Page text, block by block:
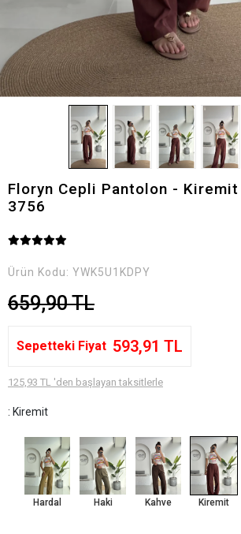
Floryn Cepli Pantolon - Kiremit
3756
Ürün Kodu: YWK5U1KDPY
659,90 TL
Sepetteki Fiyat 593,91 TL
125,93 TL 'den başlayan taksitlerle
: Kiremit
Hardal Haki Kahve Kiremit